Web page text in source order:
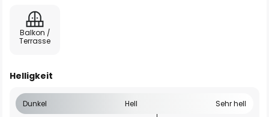
Balkon /
Terrasse
Helligkeit
Dunkel Hell Sehr hell